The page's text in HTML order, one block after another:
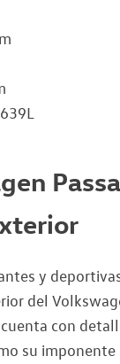
y
del
con
su